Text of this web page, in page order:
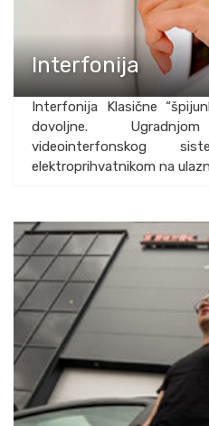
Interfonija
Interfonija Klasične
dovoljne.
videointerfonskog
elektroprihvatnikom na